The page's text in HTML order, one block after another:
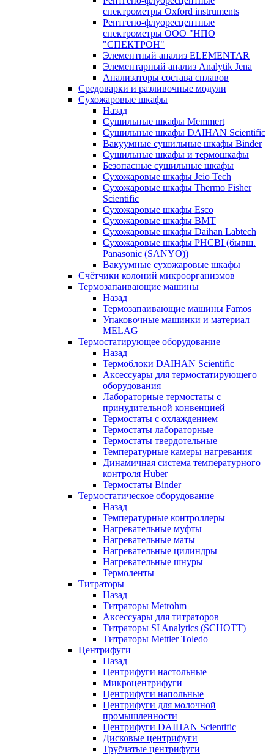
спектрометры Oxford instruments
Рентгено-флуоресцентные
спектрометры ООО "НПО
"СПЕКТРОН"
Элементный анализ ELEMENTAR
Элементарный анализ Analytik Jena
Анализаторы состава сплавов
Средоварки и разливочные модули
Сухожаровые шкафы
Назад
Сушильные шкафы Memmert
Сушильные шкафы DAIHAN Scientific
Вакуумные сушильные шкафы Binder
Сушильные шкафы и термошкафы
Безопасные сушильные шкафы
Сухожаровые шкафы Jeio Tech
Сухожаровые шкафы Thermo Fisher
Scientific
Сухожаровые шкафы Esco
Сухожаровые шкафы BMT
Сухожаровые шкафы Daihan Labtech
Сухожаровые шкафы PHCBI (бывш.
Panasonic (SANYO))
Вакуумные сухожаровые шкафы
Счётчики колоний микроорганизмов
Термозапаивающие машины
Назад
Термозапаивающие машины Famos
Упаковочные машинки и материал
MELAG
Термостатирующее оборудование
Назад
Термоблоки DAIHAN Scientific
Аксессуары для термостатирующего
оборудования
Лабораторные термостаты с
принудительной конвенцией
Термостаты с охлаждением
Термостаты лабораторные
Термостаты твердотельные
Температурные камеры нагревания
Динамичная система температурного
контроля Huber
Термостаты Binder
Термостатическое оборудование
Назад
Температурные контроллеры
Нагревательные муфты
Нагревательные маты
Нагревательные цилиндры
Нагревательные шнуры
Термоленты
Титраторы
Назад
Титраторы Metrohm
Аксессуары для титраторов
Титраторы SI Analytics (SCHOTT)
Титраторы Mettler Toledo
Центрифуги
Назад
Центрифуги настольные
Микроцентрифуги
Центрифуги напольные
Центрифуги для молочной
промышленности
Центрифуги DAIHAN Scientific
Дисковые центрифуги
Трубчатые центрифуги